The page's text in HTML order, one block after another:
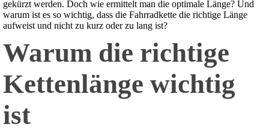
gekürzt werden. Doch wie ermittelt man die optimale Länge? Und
warum ist es so wichtig, dass die Fahrradkette die richtige Länge
aufweist und nicht zu kurz oder zu lang ist?
Warum die richtige
Kettenlänge wichtig
ist